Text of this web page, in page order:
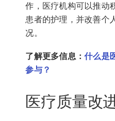
作，医疗机构可以推动
患者的护理，并改善个
况。
了解更多信息：什么是
参与？
医疗质量改